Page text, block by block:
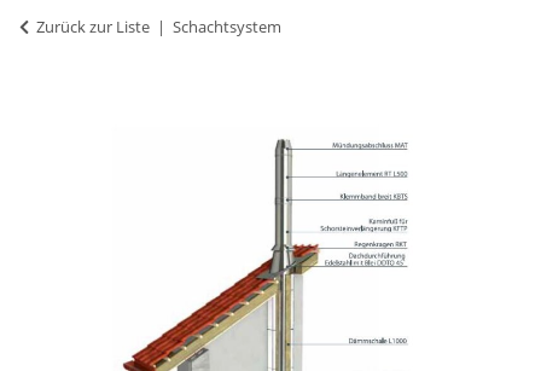
Zurück zur Liste Schachtsystem